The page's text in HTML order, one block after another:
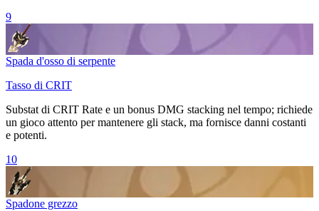
9
Spada d'osso di serpente
Tasso di CRIT
Substat di CRIT Rate e un bonus DMG stacking nel tempo; richiede
un gioco attento per mantenere gli stack, ma fornisce danni costanti
e potenti.
10
Spadone grezzo